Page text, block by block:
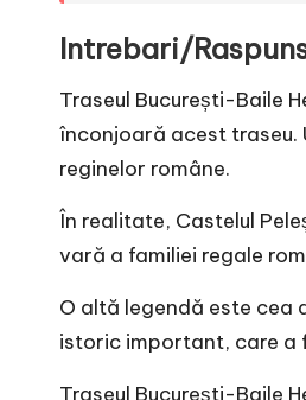
Intrebari/
Traseul București-Baile
înconjoară acest traseu.
reginelor române.
În realitate, Castelul
vară a familiei regale
O altă legendă este cea
istoric important, care a
Traseul București-Baile